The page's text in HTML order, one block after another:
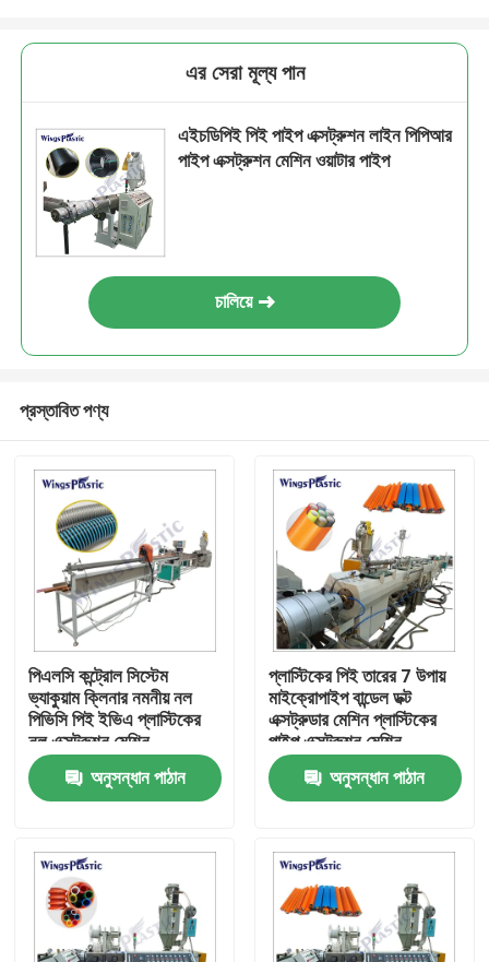
পণ্য
আমাদের সম্পর্কে
এর সেরা মূল্য পান
এইচডিপিই পিই পাইপ এক্সট্রুশন লাইন পিপিআর
পাইপ এক্সট্রুশন মেশিন ওয়াটার পাইপ
চালিয়ে
প্রস্তাবিত পণ্য
পিএলসি কন্ট্রোল সিস্টেম
ভ্যাকুয়াম ক্লিনার নমনীয় নল
পিভিসি পিই ইভিএ প্লাস্টিকের
নল এক্সট্রুশন মেশিন
অনুসন্ধান পাঠান
প্লাস্টিকের পিই তারের 7 উপায়
মাইক্রোপাইপ বান্ডেল ডক্ট
এক্সট্রুডার মেশিন প্লাস্টিকের
পাইপ এক্সট্রুশন মেশিন
অনুসন্ধান পাঠান